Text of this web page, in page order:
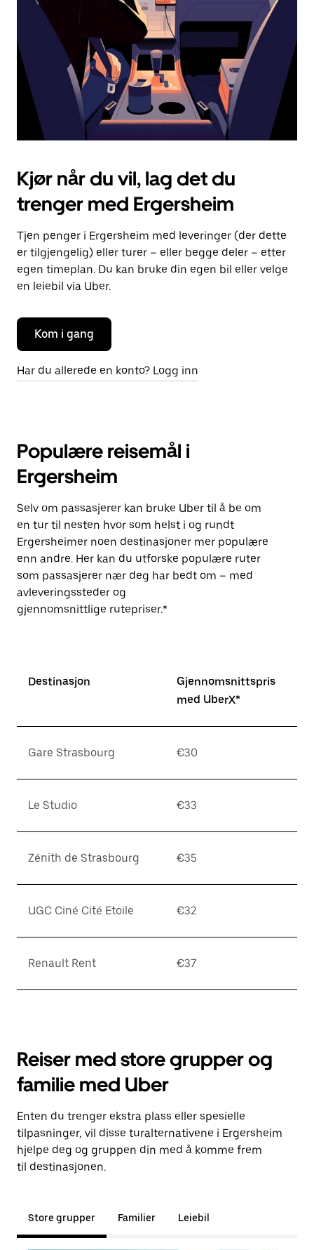
kalenderen.
Kjør når du vil, lag det du
trenger med Ergersheim
Tjen penger i Ergersheim med leveringer (der dette
er tilgjengelig) eller turer – eller begge deler – etter
egen timeplan. Du kan bruke din egen bil eller velge
en leiebil via Uber.
Kom i gang
Har du allerede en konto? Logg inn
Populære reisemål i
Ergersheim
Selv om passasjerer kan bruke Uber til å be om
en tur til nesten hvor som helst i og rundt
Ergersheimer noen destinasjoner mer populære
enn andre. Her kan du utforske populære ruter
som passasjerer nær deg har bedt om – med
avleveringssteder og
gjennomsnittlige rutepriser.*
Destinasjon
Gjennomsnittspris
med UberX*
Gare Strasbourg €30
Le Studio €33
Zénith de Strasbourg €35
UGC Ciné Cité Etoile €32
Renault Rent €37
Reiser med store grupper og
familie med Uber
Enten du trenger ekstra plass eller spesielle
tilpasninger, vil disse turalternativene i Ergersheim
hjelpe deg og gruppen din med å komme frem
til destinasjonen.
Store grupper Familier Leiebil